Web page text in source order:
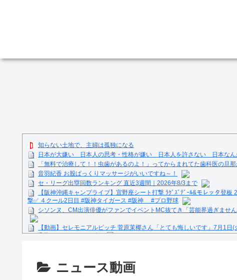
知らない土地で、主婦は孤独になる
日本が大嫌い 日本人の思考・性格が嫌い 日本人を許さない 日本なん
「無料で治療して！！虫歯があるのよ！」ってからまれてた歯科医の旦
音羽紀香 お股ぱっくりマッサージがいいですね～！
セ・リーグ出塁回数ランキング 直近3週間｜2026年8/3まで
【阪神沖縄キャンプライブ】宜野座シート打撃 ﾗｸﾞｽﾞﾃﾞｰﾙ&モレッタ登
撃✅ ４クール2日目 #阪神タイガース #阪神 #プロ野球
シソンヌ、CM出演俳優がファンでイベントMC抜てき「芸能界過ぎませ
【動画】セレモニアルピッチ 菅原茉椰さん「とても悔しいです」7月1日
ス×千葉ロッテマリーンズ」
Powered by livedoor 相互RSS
ニュース動画